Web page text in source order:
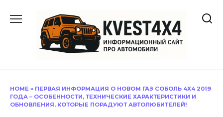
содержанию
HOME » ПЕРВАЯ ИНФОРМАЦИЯ О НОВОМ ГАЗ СОБОЛЬ 4Х4 2019
ГОДА – ОСОБЕННОСТИ, ТЕХНИЧЕСКИЕ ХАРАКТЕРИСТИКИ И
ОБНОВЛЕНИЯ, КОТОРЫЕ ПОРАДУЮТ АВТОЛЮБИТЕЛЕЙ!